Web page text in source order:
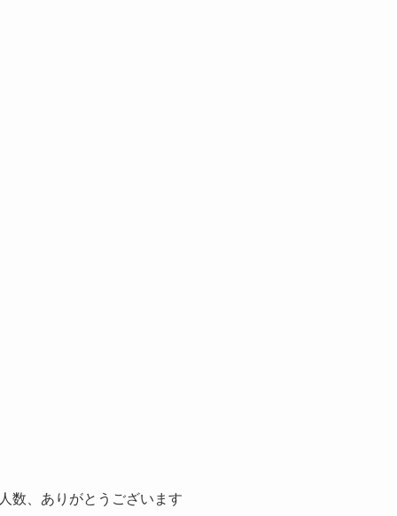
数、ありがとうございます